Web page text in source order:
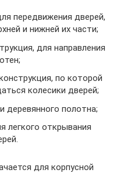
передвижения дверей,
и нижней их части;
для направления
по которой
колесики дверей;
деревянного полотна;
легкого открывания
для корпусной